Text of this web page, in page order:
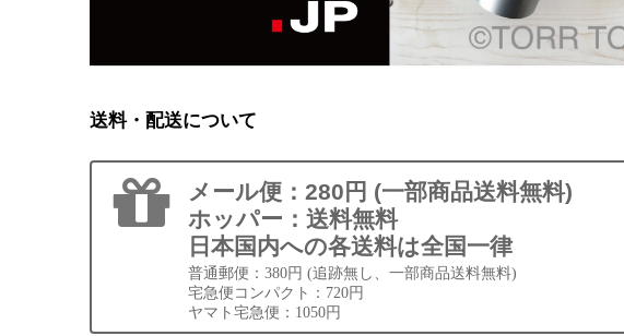
送料・配送について
メール便：280円 (一部商品送料無料)
ホッパー：送料無料
日本国内への各送料は全国一律
普通郵便：380円 (追跡無し、一部商品送料無料)
宅急便コンパクト：720円
ヤマト宅急便：1050円